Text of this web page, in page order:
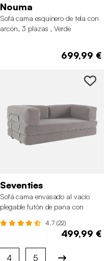
Nouma
Sofá cama esquinero de tela con
arcón, 3 plazas , Verde
699,99 €
Seventies
Sofá cama envasado al vacío
plegable futón de pana con
Gris claro
4.7 (22)
499,99 €
4 5